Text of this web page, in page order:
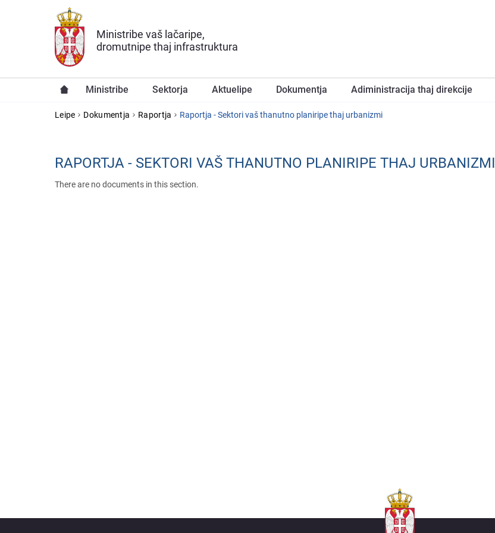
Skip to main content
Ministribe vaš lačaripe,
dromutnipe thaj infrastruktura
Ministribe Sektorja Aktuelipe Dokumentja Adiministracija thaj direkcije
YOU ARE HERE
Leipe Dokumentja Raportja Raportja - Sektori vaš thanutno planiripe thaj urbanizmi
RAPORTJA - SEKTORI VAŠ THANUTNO PLANIRIPE THAJ URBANIZMI
There are no documents in this section.